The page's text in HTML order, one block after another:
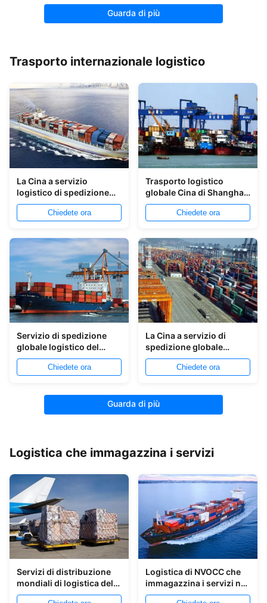
Guarda di più
Trasporto internazionale logistico
La Cina a servizio
logistico di spedizione
globale logistico del
trasporto internazionale
Chiedete ora
Trasporto logistico
globale Cina di Shanghai
a Jordan Sea Freight
ForwarderChiedete ora
Servizio di spedizione
globale logistico del
trasporto internazionale
logistico globale di
Chiedete ora
La Cina a servizio di
spedizione globale
internazionale di servizi
di trasporto del trasporto
Chiedete ora
Guarda di più
Logistica che immagazzina i servizi
Servizi di distribuzione
mondiali di logistica del
magazzino nel porto di
Logistica di NVOCC che
immagazzina i servizi nei
porti della Cina